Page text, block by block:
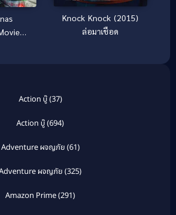
Knock Knock (2015)
ล่อมาเชือด
Action บู๊(37)
Action บู๊(694)
Adventure ผจญภัย (61)
ผจญภัย (325)
Amazon Prime(291)